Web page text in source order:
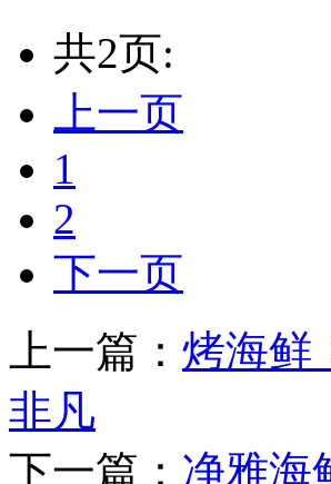
共2页:
上一页
1
2
下一页
上一篇： 烤海鲜
非凡
下一篇： 净雅海